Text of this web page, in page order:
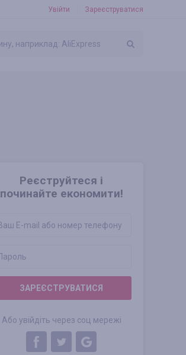
Увійти Зареєструватися
Реєструйтеся і
починайте економити!
ЗАРЕЄСТРУВАТИСЯ
Або увійдіть через соц мережі